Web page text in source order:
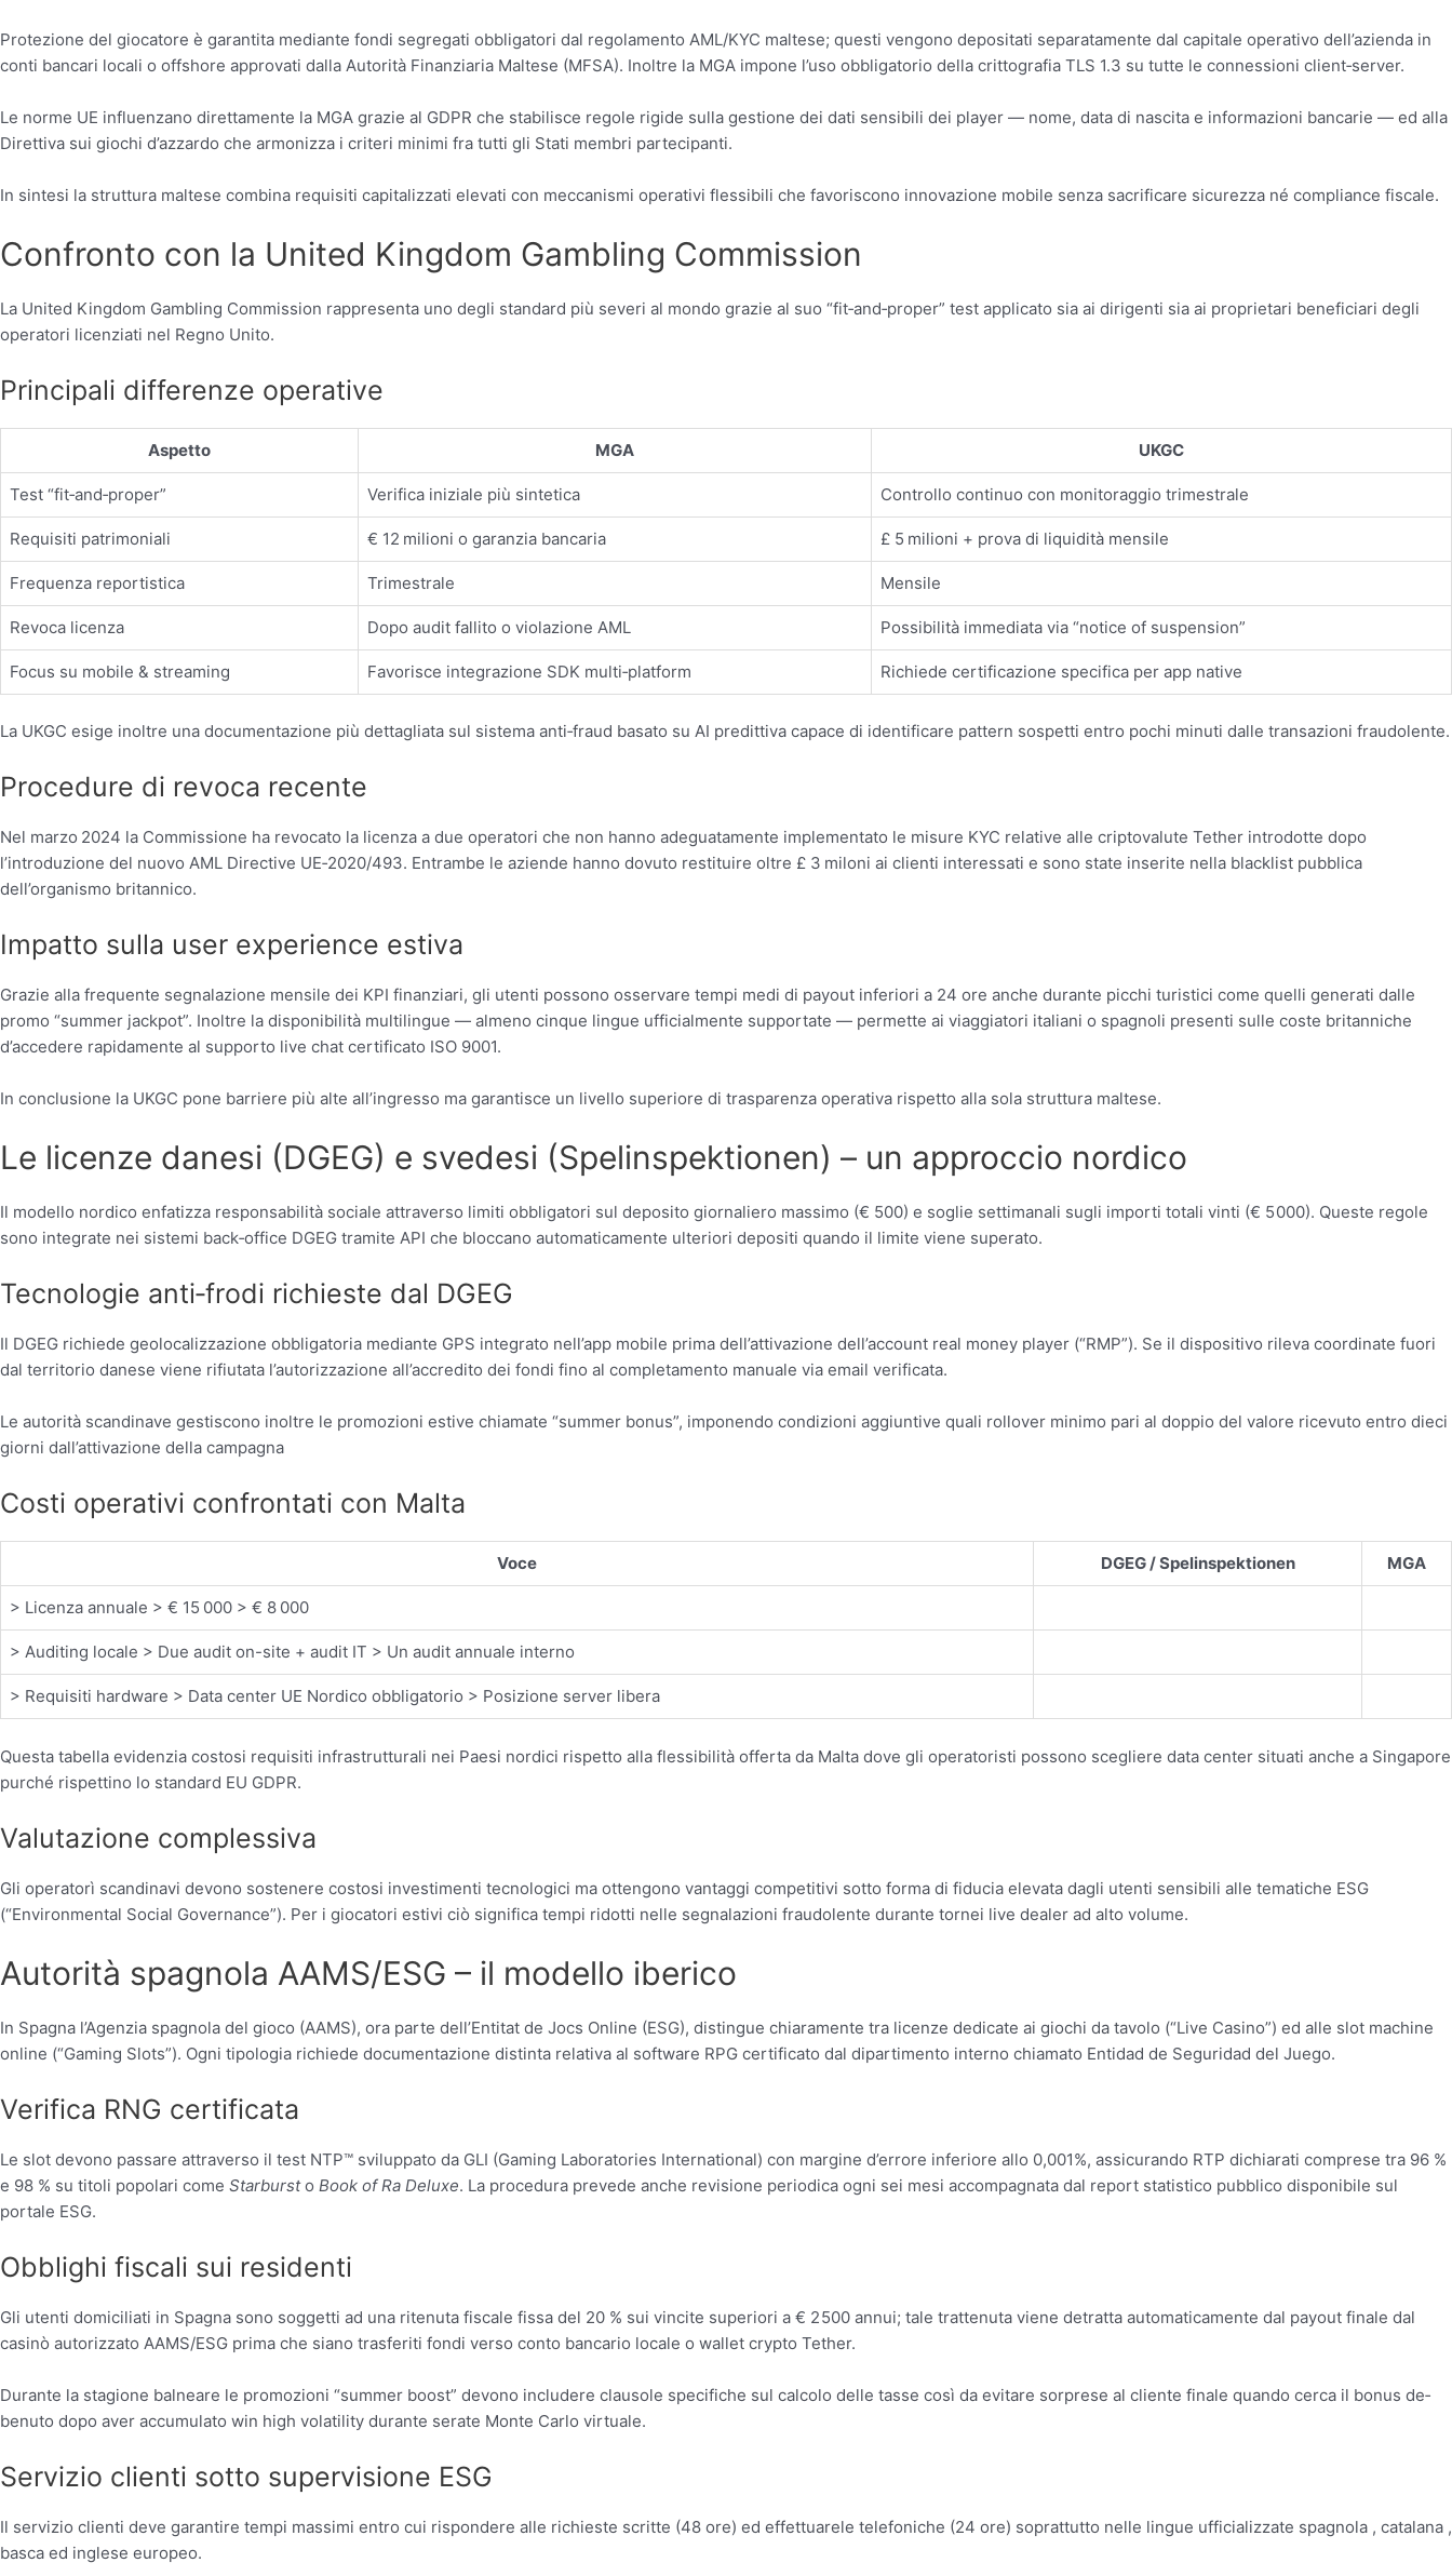
Protezione del giocatore è garantita mediante fondi segregati obbligatori dal regolamento AML/KYC maltese; questi vengono depositati separatamente dal capitale operativo dell’azienda in
conti bancari locali o offshore approvati dalla Autorità Finanziaria Maltese (MFSA). Inoltre la MGA impone l’uso obbligatorio della crittografia TLS 1.​3 su tutte le connessioni client‑server.
Le norme UE influenzano direttamente la MGA grazie al GDPR che stabilisce regole rigide sulla gestione dei dati sensibili dei player — nome, data di nascita e informazioni bancarie — ed alla
Direttiva sui giochi d’azzardo che armonizza i criteri minimi fra tutti gli Stati membri partecipanti.
In sintesi la struttura maltese combina requisiti capitalizzati elevati con meccanismi operativi flessibili che favoriscono innovazione mobile senza sacrificare sicurezza né compliance fiscale.
Confronto con la United Kingdom Gambling Commission
La United Kingdom Gambling Commission rappresenta uno degli standard più severi al mondo grazie al suo “fit‑and‑proper” test applicato sia ai dirigenti sia ai proprietari beneficiari degli
operatori licenziati nel Regno Unito.
Principali differenze operative
Aspetto MGA UKGC
Test “fit‑and‑proper” Verifica iniziale più sintetica Controllo continuo con monitoraggio trimestrale
Requisiti patrimoniali € 12 milioni o garanzia bancaria £ 5 milioni + prova di liquidità mensile
Frequenza reportistica Trimestrale Mensile
Revoca licenza Dopo audit fallito o violazione AML Possibilità immediata via “notice of suspension”
Focus su mobile & streaming Favorisce integrazione SDK multi‑platform Richiede certificazione specifica per app native
La UKGC esige inoltre una documentazione più dettagliata sul sistema anti‑fraud basato su AI predittiva capace di identificare pattern sospetti entro pochi minuti dalle transazioni fraudolente.
Procedure di revoca recente
Nel marzo 2024 la Commissione ha revocato la licenza a due operatori che non hanno adeguatamente implementato le misure KYC relative alle criptovalute Tether introdotte dopo
l’introduzione del nuovo AML Directive UE‐2020/493. Entrambe le aziende hanno dovuto restituire oltre £ 3 miloni ai clienti interessati e sono state inserite nella blacklist pubblica
dell’organismo britannico.
Impatto sulla user experience estiva
Grazie alla frequente segnalazione mensile dei KPI finanziari, gli utenti possono osservare tempi medi di payout inferiori a 24 ore anche durante picchi turistici come quelli generati dalle
promo “summer jackpot”. Inoltre la disponibilità multilingue — almeno cinque lingue ufficialmente supportate — permette ai viaggiatori italiani o spagnoli presenti sulle coste britanniche
d’accedere rapidamente al supporto live chat certificato ISO 9001.
In conclusione la UKGC pone barriere più alte all’ingresso ma garantisce un livello superiore di trasparenza operativa rispetto alla sola struttura maltese.
Le licenze danesi (DGEG) e svedesi (Spelinspektionen) – un approccio nordico
Il modello nordico enfatizza responsabilità sociale attraverso limiti obbligatori sul deposito giornaliero massimo (€ 500) e soglie settimanali sugli importi totali vinti (€ 5 000). Queste regole
sono integrate nei sistemi back‑office DGEG tramite API che bloccano automaticamente ulteriori depositi quando il limite viene superato.
Tecnologie anti‑frodi richieste dal DGEG
Il DGEG richiede geolocalizzazione obbligatoria mediante GPS integrato nell’app mobile prima dell’attivazione dell’account real money player (“RMP”). Se il dispositivo rileva coordinate fuori
dal territorio danese viene rifiutata l’autorizzazione all’accredito dei fondi fino al completamento manuale via email verificata.
Le autorità scandinave gestiscono inoltre le promozioni estive chiamate “summer bonus”, imponendo condizioni aggiuntive quali rollover minimo pari al doppio del valore ricevuto entro dieci
giorni dall’attivazione della campagna
Costi operativi confrontati con Malta
Voce DGEG / Spelinspektionen MGA
> Licenza annuale > € 15 000 > € 8 000
> Auditing locale > Due audit on-site + audit IT > Un audit annuale interno
> Requisiti hardware > Data center UE Nordico obbligatorio > Posizione server libera
Questa tabella evidenzia costosi requisiti infrastrutturali nei Paesi nordici rispetto alla flessibilità offerta da Malta dove gli operatoristi possono scegliere data center situati anche a Singapore
purché rispettino lo standard EU GDPR.
Valutazione complessiva
Gli operatorì scandinavi devono sostenere costosi investimenti tecnologici ma ottengono vantaggi competitivi sotto forma di fiducia elevata dagli utenti sensibili alle tematiche ESG
(“Environmental Social Governance”). Per i giocatori estivi ciò significa tempi ridotti nelle segnalazioni fraudolente durante tornei live dealer ad alto volume.
Autorità spagnola AAMS/ESG – il modello iberico
In Spagna l’Agenzia spagnola del gioco (AAMS), ora parte dell’Entitat de Jocs Online (ESG), distingue chiaramente tra licenze dedicate ai giochi da tavolo (“Live Casino”) ed alle slot machine
online (“Gaming Slots”). Ogni tipologia richiede documentazione distinta relativa al software RPG certificato dal dipartimento interno chiamato Entidad de Seguridad del Juego.
Verifica RNG certificata
Le slot devono passare attraverso il test NTP™ sviluppato da GLI (Gaming Laboratories International) con margine d’errore inferiore allo 0,001%, assicurando RTP dichiarati comprese tra 96 %
e 98 % su titoli popolari come Starbursto Book of Ra Deluxe. La procedura prevede anche revisione periodica ogni sei mesi accompagnata dal report statistico pubblico disponibile sul
portale ESG.
Obblighi fiscali sui residenti
Gli utenti domiciliati in Spagna sono soggetti ad una ritenuta fiscale fissa del 20 % sui vincite superiori a € 2 500 annui; tale trattenuta viene detratta automaticamente dal payout finale dal
casinò autorizzato AAMS/ESG prima che siano trasferiti fondi verso conto bancario locale o wallet crypto Tether.
Durante la stagione balneare le promozioni “summer boost” devono includere clausole specifiche sul calcolo delle tasse così da evitare sorprese al cliente finale quando cerca il bonus de­
benuto dopo aver accumulato win high volatility durante serate Monte Carlo virtuale.
Servizio clienti sotto supervisione ESG
Il servizio clienti deve garantire tempi massimi entro cui rispondere alle richieste scritte (48 ore) ed effettuarele telefoniche (24 ore) soprattutto nelle lingue ufficializzate spagnola , catalana ,
basca ed inglese europeo.